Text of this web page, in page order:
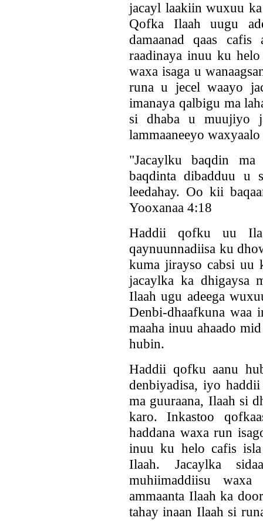
jacayl laakiin wuxuu ka
Qofka Ilaah uugu
damaanad qaas cafis
raadinaya inuu ku
waxa isaga u
runa u jecel waayo
imanaya qalbigu ma
si dhaba u muujiyo
lammaaneeyo
"Jacaylku baqdin
baqdinta dibadduu u
leedahay. Oo kii
Yooxanaa 4:18
Haddii qofku uu
qaynuunnadiisa ku
kuma jirayso cabsi uu
jacaylka ka dhigaysa
Ilaah ugu adeega
Denbi-dhaafkuna waa
maaha inuu ahaado
hubin.
Haddii qofku aanu
denbiyadisa, iyo
ma guuraana, Ilaah si
karo. Inkastoo
haddana waxa run
inuu ku helo cafis isla
Ilaah. Jacaylka
muhiimaddiisu
ammaanta Ilaah ka
tahay inaan Ilaah si